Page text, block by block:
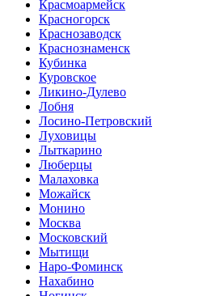
Красмоармейск
Красногорск
Краснозаводск
Краснознаменск
Кубинка
Куровское
Ликино-Дулево
Лобня
Лосино-Петровский
Луховицы
Лыткарино
Люберцы
Малаховка
Можайск
Монино
Москва
Московский
Мытищи
Наро-Фоминск
Нахабино